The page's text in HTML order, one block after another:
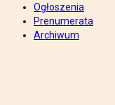
Ogłoszenia
Prenumerata
Archiwum